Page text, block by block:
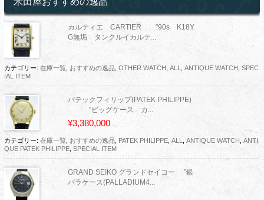
カルティエ CARTIER ”90s K18Y
G無垢 タンクルイカルテ...
カテゴリー: 在庫一覧, おすすめの逸品, OTHER WATCH ALL ANTIQUE WATCH SPEC
IAL ITEM
パテックフィリップ(PATEK PHILIPPE)
”ビッグケース カ...
¥3,380,000
カテゴリー: 在庫一覧, おすすめの逸品, PATEK PHILIPPE, ALL ANTIQUE WATCH ANTI
QUE PATEK PHILIPPE, SPECIAL ITEM
GRAND SEIKO グランドセイコー ”銀
パラケース(PALLADIUM4...